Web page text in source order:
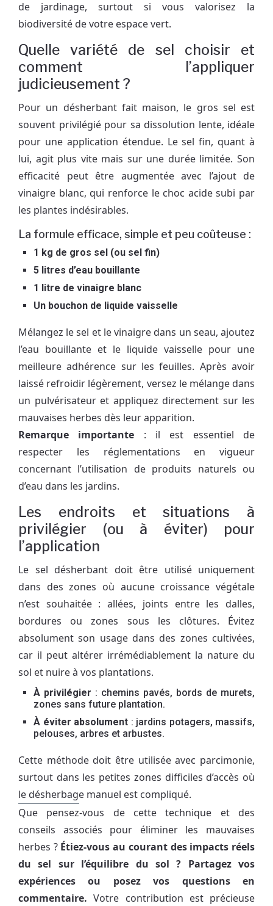
de jardinage, surtout si vous valorisez la
biodiversité de votre espace vert.
Quelle variété de sel choisir et
comment l’appliquer
judicieusement ?
Pour un désherbant fait maison, le gros sel est
souvent privilégié pour sa dissolution lente, idéale
pour une application étendue. Le sel fin, quant à
lui, agit plus vite mais sur une durée limitée. Son
efficacité peut être augmentée avec l’ajout de
vinaigre blanc, qui renforce le choc acide subi par
les plantes indésirables.
La formule efficace, simple et peu coûteuse :
1 kg de gros sel (ou sel fin)
5 litres d’eau bouillante
1 litre de vinaigre blanc
Un bouchon de liquide vaisselle
Mélangez le sel et le vinaigre dans un seau, ajoutez
l’eau bouillante et le liquide vaisselle pour une
meilleure adhérence sur les feuilles. Après avoir
laissé refroidir légèrement, versez le mélange dans
un pulvérisateur et appliquez directement sur les
mauvaises herbes dès leur apparition.
Remarque importante : il est essentiel de
respecter les réglementations en vigueur
concernant l’utilisation de produits naturels ou
d’eau dans les jardins.
Les endroits et situations à
privilégier (ou à éviter) pour
l’application
Le sel désherbant doit être utilisé uniquement
dans des zones où aucune croissance végétale
n’est souhaitée : allées, joints entre les dalles,
bordures ou zones sous les clôtures. Évitez
absolument son usage dans des zones cultivées,
car il peut altérer irrémédiablement la nature du
sol et nuire à vos plantations.
À privilégier : chemins pavés, bords de murets,
zones sans future plantation.
À éviter absolument : jardins potagers, massifs,
pelouses, arbres et arbustes.
Cette méthode doit être utilisée avec parcimonie,
surtout dans les petites zones difficiles d’accès où
le désherbage manuel est compliqué.
Que pensez-vous de cette technique et des
conseils associés pour éliminer les mauvaises
herbes ? Étiez-vous au courant des impacts réels
du sel sur l’équilibre du sol ? Partagez vos
expériences ou posez vos questions en
commentaire. Votre contribution est précieuse